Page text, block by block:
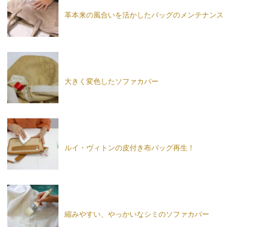
革本来の風合いを活かしたバッグのメンテナンス
大きく変色したソファカバー
ルイ・ヴィトンの皮付き布バッグ再生！
縮みやすい、やっかいなシミのソファカバー